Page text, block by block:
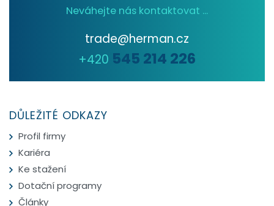
Neváhejte nás kontaktovat ...
trade@herman.cz
+420 545 214 226
DŮLEŽITÉ ODKAZY
Profil firmy
Kariéra
Ke stažení
Dotační programy
Články